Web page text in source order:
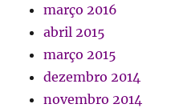
março 2016
abril 2015
março 2015
dezembro 2014
novembro 2014